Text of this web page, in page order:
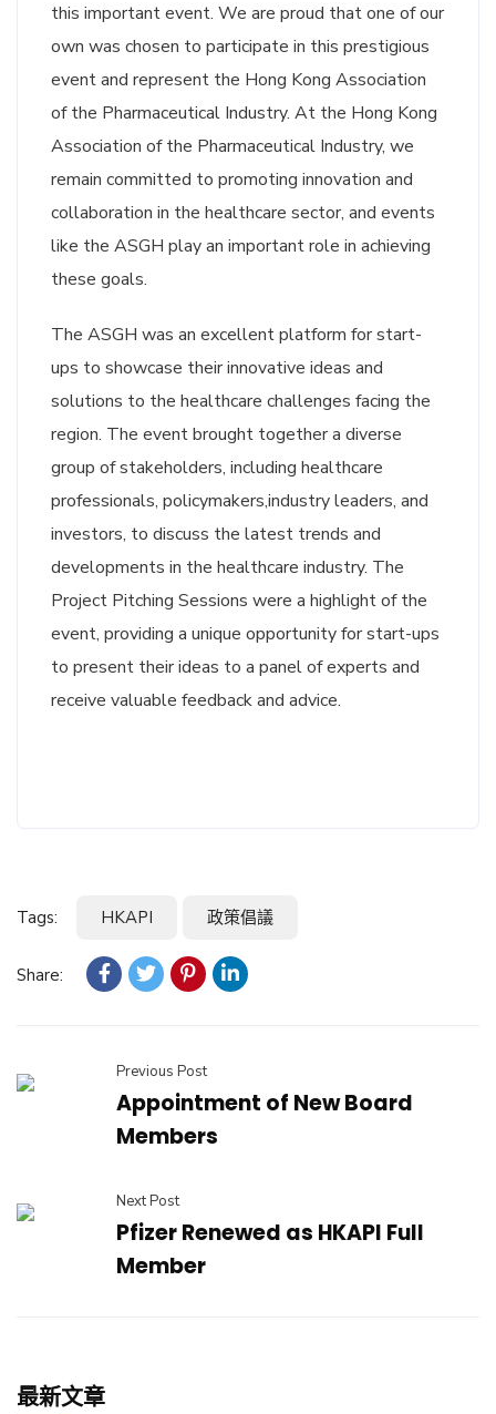
this important event. We are proud that one of our
own was chosen to participate in this prestigious
event and represent the Hong Kong Association
of the Pharmaceutical Industry. At the Hong Kong
Association of the Pharmaceutical Industry, we
remain committed to promoting innovation and
collaboration in the healthcare sector, and events
like the ASGH play an important role in achieving
these goals.
The ASGH was an excellent platform for start-
ups to showcase their innovative ideas and
solutions to the healthcare challenges facing the
region. The event brought together a diverse
group of stakeholders, including healthcare
professionals, policymakers,industry leaders, and
investors, to discuss the latest trends and
developments in the healthcare industry. The
Project Pitching Sessions were a highlight of the
event, providing a unique opportunity for start-ups
to present their ideas to a panel of experts and
receive valuable feedback and advice.
Tags: HKAPI 政策倡議
Share:
Previous Post
Appointment of New Board
Members
Next Post
Pfizer Renewed as HKAPI Full
Member
最新文章